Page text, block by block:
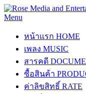
Menu
หน้าแรก HOME
เพลง MUSIC
สารคดี
ซื้อสินค้า
ค่าลิขสิทธิ์ RATE